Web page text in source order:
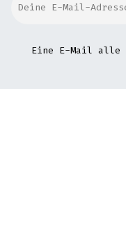
Eine E-Mail alle